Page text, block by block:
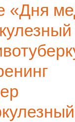
«Дня